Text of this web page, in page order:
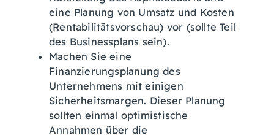
eine Planung von Umsatz und Kosten
(Rentabilitätsvorschau) vor (sollte Teil
des Businessplans sein).
Machen Sie eine
Finanzierungsplanung des
Unternehmens mit einigen
Sicherheitsmargen. Dieser Planung
sollten einmal optimistische
Annahmen über die